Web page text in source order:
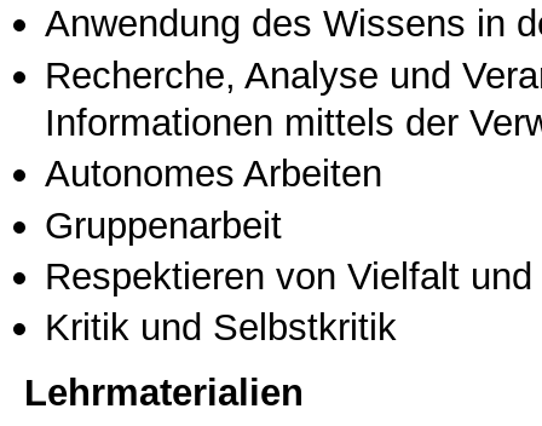
Anwendung des Wissens in
Recherche, Analyse und
Informationen mittels der
Autonomes Arbeiten
Gruppenarbeit
Respektieren von Vielfalt
Kritik und Selbstkritik
Lehrmaterialien